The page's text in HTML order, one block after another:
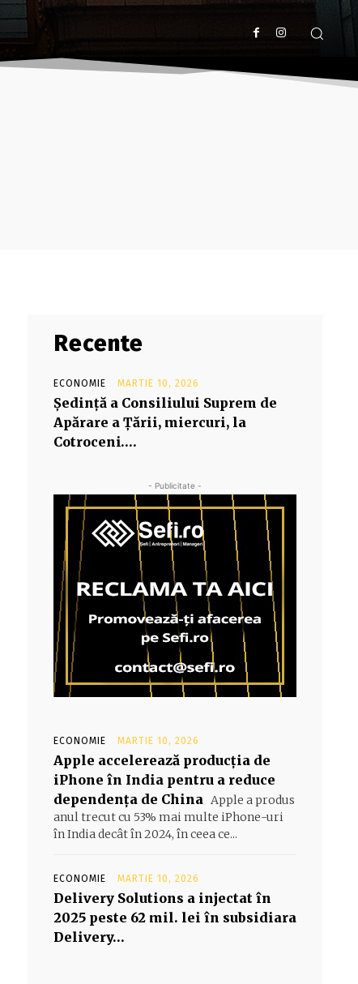
Recente
ECONOMIE MARTIE 10, 2026
Şedinţă a Consiliului Suprem de
Apărare a Ţării, miercuri, la
Cotroceni….
- Publicitate -
ECONOMIE MARTIE 10, 2026
Apple accelerează producția de
iPhone în India pentru a reduce
dependența de China Apple a produs
anul trecut cu 53% mai multe iPhone-uri
în India decât în 2024, în ceea ce...
ECONOMIE MARTIE 10, 2026
Delivery Solutions a injectat în
2025 peste 62 mil. lei în subsidiara
Delivery…